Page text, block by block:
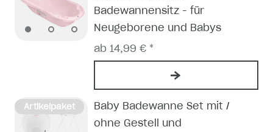
Badewannensitz - für
Neugeborene und Babys
ab 14,99 € *
Artikelpaket
Baby Badewanne Set mit /
ohne Gestell und